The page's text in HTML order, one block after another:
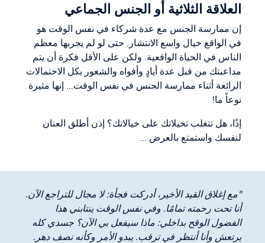
العلاقة الثلاثية أو الجنس الجماعي
إن ممارسة الجنس مع عدة شركاء في نفس الوقت هو
في الواقع خيال واسع الانتشار. حتى لو لم يجربها معظم
الناس في الحياة الواقعية. ولكن على الأقل فكرة أن يتم
مداعبتك من قبل عدة أيادٍ وأفواه والشعور بكل الاحتمالات
الرائعة أثناء ممارسة الجنس في نفس الوقت... إنها مثيرة
نوعاً ما!
إذًا، هل تتغلب تخيلاتك على خيالاتك؟ إذن أطلق العنان
لنفسك واستمتع بالعرض ...
"مع إغلاق القيد الأخير، أدركت فجأة: لا مجال للتراجع الآن.
أنا تحت رحمته تمامًا. وفي نفس الوقت ينتابني هذا
الفضول الوقح بداخلي: ماذا سيفعل بي الآن؟ جسدي كله
يرتعش وأنا أنتظر في ترقب. يبدو الأمر وكأنه نصف دهر.